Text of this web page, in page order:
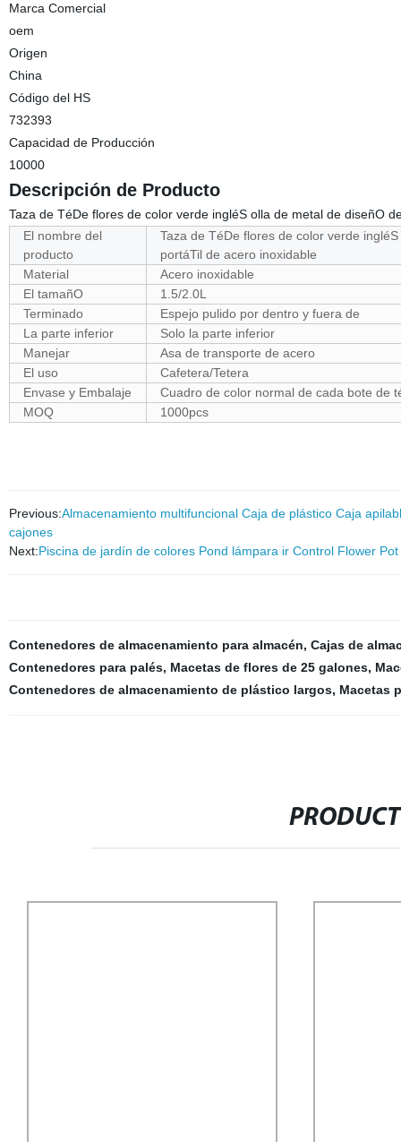
Marca Comercial
oem
Origen
China
Código del HS
732393
Capacidad de Producción
10000
Descripción de Producto
Taza de TéDe flores de color verde ingléS olla de metal de diseñO
El nombre del
producto
Taza de TéDe flores de color verde
portáTil de acero inoxidable
Material
Acero inoxidable
El tamañO
1.5/2.0L
Terminado
Espejo pulido por dentro y fuera de
La parte inferior
Solo la parte inferior
Manejar
Asa de transporte de acero
El uso
Cafetera/Tetera
Envase y Embalaje
Cuadro de color normal de cada bote de
MOQ
1000pcs
Previous:Almacenamiento multifuncional Caja de plástico Caja
cajones
Next:Piscina de jardín de colores Pond lámpara ir Control Flower Pot
Contenedores de almacenamiento para almacén, Cajas de
Contenedores para palés, Macetas de flores de 25 galones,
Contenedores de almacenamiento de plástico largos, Macetas